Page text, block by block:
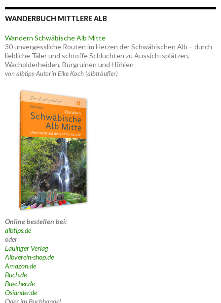
WANDERBUCH MITTLERE ALB
Wandern Schwäbische Alb Mitte
30 unvergessliche Routen im Herzen der Schwäbischen Alb – durch
liebliche Täler und schroffe Schluchten zu Aussichtsplätzen,
Wacholderheiden, Burgruinen und Höhlen
von albtips-Autorin Elke Koch (albträufler)
Online bestellen bei:
albtips.de
oder
Lauinger Verlag
Albverein-shop.de
Amazon.de
Buch.de
Buecher.de
Osiander.de
Oder im Buchhandel